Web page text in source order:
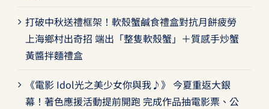
打破中秋送禮框架！軟殼蟹鹹食禮盒對抗月餅疲勞
上海鄉村出奇招 端出「整隻軟殼蟹」＋質感手炒蟹
黃醬拌麵禮盒
《電影 Idol光之美少女你與我♪》 今夏重返大銀
幕！著色應援活動提前開跑 完成作品抽電影票、公